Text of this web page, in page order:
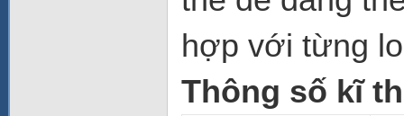
hợp với từng
Thông số kĩ